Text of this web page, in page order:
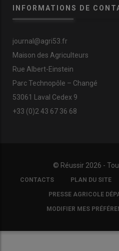
INFORMATIONS DE
journal@agri53.fr
Maison des Agriculteurs
Rue Albert-Einstein
Parc Technopôle – Changé
53061 Laval Cedex 9
+33 (0)2 43 67 36 68
© Réussir 2026 -
FOOTER
COPYRIGHT
CONTACTS PLAN DU SITE
PRESSE AGRICOLE
MODIFIER MES